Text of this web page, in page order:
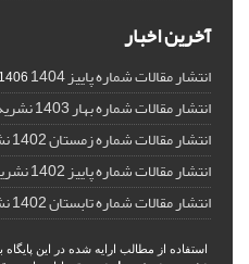
آخرین اخبار
انتشار مقالات شماره پاییز 1404 1406-07-08
انتشار مقالات شماره بهار 1403 نشریه
انتشار مقالات شماره زمستان 1402 نشریه
انتشار مقالات شماره پاییز 1402 نشریه
انتشار مقالات شماره تابستان 1402 نشریه
استفاده از مطالب ارایه شده در این پایگاه